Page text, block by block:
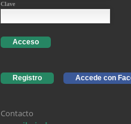
Clave
Acceso
Registro Accede con
Contacto